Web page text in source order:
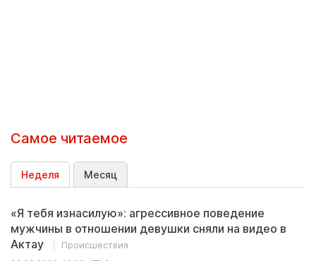
Самое читаемое
Неделя Месяц
«Я тебя изнасилую»: агрессивное поведение
мужчины в отношении девушки сняли на видео в
Актау
Происшествия